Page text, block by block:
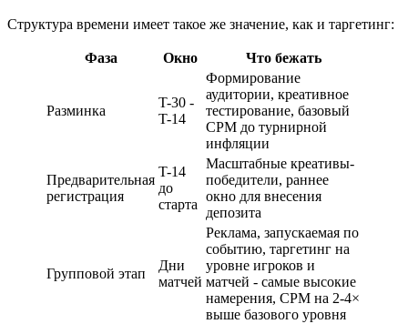
Структура времени имеет такое же значение, как и таргетинг:
Фаза Окно Что бежать
Разминка
T-30 -
T-14
Формирование
аудитории, креативное
тестирование, базовый
CPM до турнирной
инфляции
Предварительная
регистрация
T-14
до
старта
Масштабные креативы-
победители, раннее
окно для внесения
депозита
Групповой этап
Дни
матчей
Реклама, запускаемая по
событию, таргетинг на
уровне игроков и
матчей - самые высокие
намерения, CPM на 2-4×
выше базового уровня